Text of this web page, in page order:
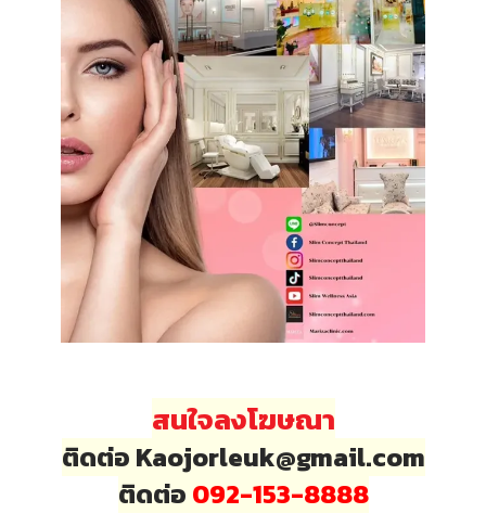
สนใจลงโฆษณา
ติดต่อ Kaojorleuk@gmail.com
ติดต่อ 092-153-8888